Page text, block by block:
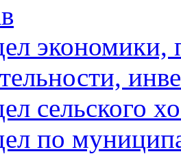
экономики,
сельского
по